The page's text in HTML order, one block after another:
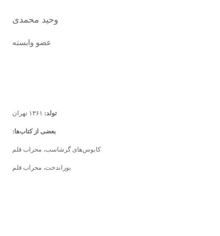
وحید محمدی
عضو وابسته
تولد:
بعضی از کتاب‌ها:
کابوس‌های گرشاسب، محراب قلم
بوراندخت، محراب قلم